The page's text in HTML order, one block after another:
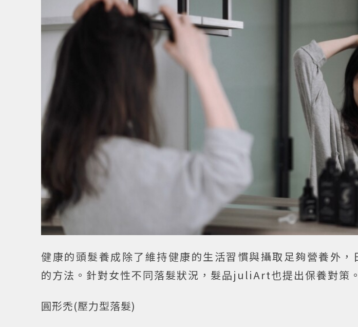
健康的頭髮養成除了維持健康的生活習慣與攝取足夠營養外
的方法。針對女性不同落髮狀況，髮品juliArt也提出保養對策。
圓形禿(壓力型落髮)